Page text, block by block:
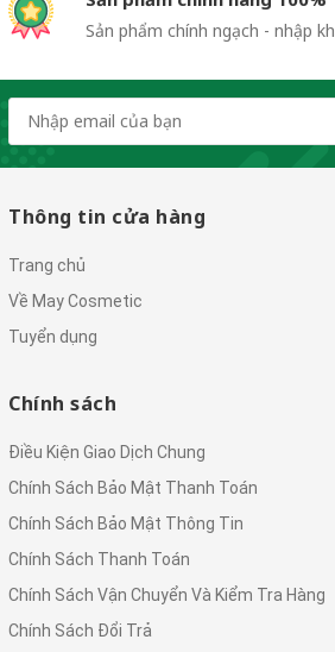
Sản phẩm chính ngạch - nhập
Thông tin cửa hàng
Trang chủ
Về May Cosmetic
Tuyển dụng
Chính sách
Điều Kiện Giao Dịch Chung
Chính Sách Bảo Mật Thanh Toán
Chính Sách Bảo Mật Thông Tin
Chính Sách Thanh Toán
Chính Sách Vận Chuyển Và Kiểm Tra Hàng
Chính Sách Đổi Trả